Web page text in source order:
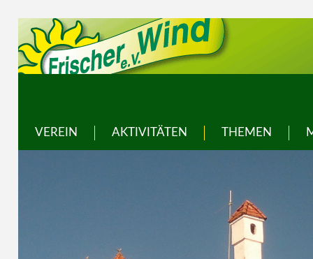
VEREIN AKTIVITÄTEN THEMEN